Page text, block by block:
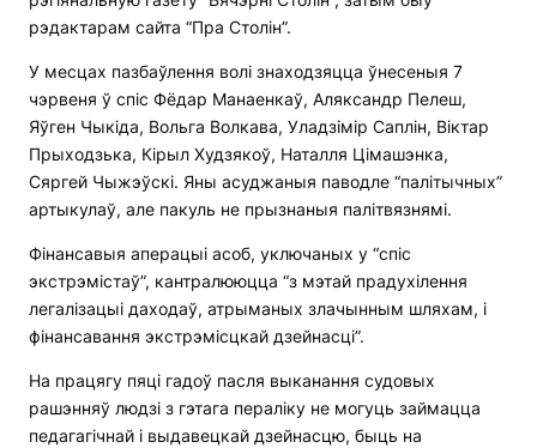
рэдактарам сайта “Пра Столін”.
У месцах пазбаўлення волі знаходзяцца ўнесеныя 7
чэрвеня ў спіс Фёдар Манаенкаў, Аляксандр Пелеш,
Яўген Чыкіда, Вольга Волкава, Уладзімір Саплін, Віктар
Прыходзька, Кірыл Худзякоў, Наталля Цімашэнка,
Сяргей Чыжэўскі. Яны асуджаныя паводле “палітычных”
артыкулаў, але пакуль не прызнаныя палітвязнямі.
Фінансавыя аперацыі асоб, уключаных у “спіс
экстрэмістаў”, кантралююцца “з мэтай прадухілення
легалізацыі даходаў, атрыманых злачынным шляхам, і
фінансавання экстрэмісцкай дзейнасці”.
На працягу пяці гадоў пасля выканання судовых
рашэнняў людзі з гэтага пераліку не могуць займацца
педагагічнай і выдавецкай дзейнасцю, быць на